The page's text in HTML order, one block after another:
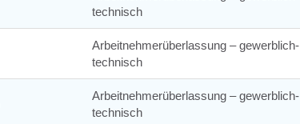
technisch
Arbeitnehmerüberlassung – gewerblich-
technisch
Arbeitnehmerüberlassung – gewerblich-
technisch